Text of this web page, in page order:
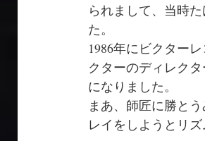
られまして、当時
た。
1986年にビクター
クターのディレク
になりました。
まあ、師匠に勝と
レイをしようとリ